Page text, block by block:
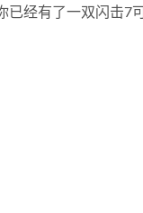
经有了一双闪击7